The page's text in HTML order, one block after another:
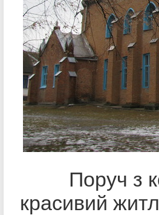
Поруч з
красивий